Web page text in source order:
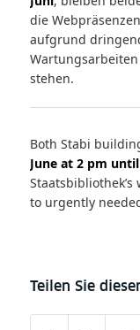
die
aufgrund
stehen.
Both Stabi
June at 2 pm
to urgently